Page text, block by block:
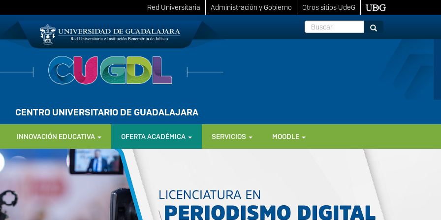
Red Universitaria Administración y Gobierno
Otros sitios UdeG
Buscar
Buscar
CENTRO UNIVERSITARIO DE GUADALAJARA
INNOVACIÓN EDUCATIVA OFERTA ACADÉMICA SERVICIOS
MOODLE